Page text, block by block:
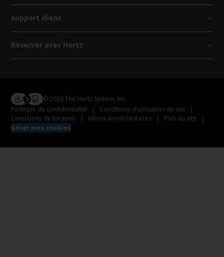
Support client
Réserver avec Hertz
© 2026 The Hertz System, Inc.
Politique de confidentialité
| Conditions d'utilisation du site
|
Conditions de location
| Informations tarifaires | Plan du site
|
Gérer mes cookies